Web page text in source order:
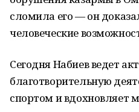
сломила его — он
человеческие
Сегодня Набиев ведет
благотворительную
спортом и вдохновляет